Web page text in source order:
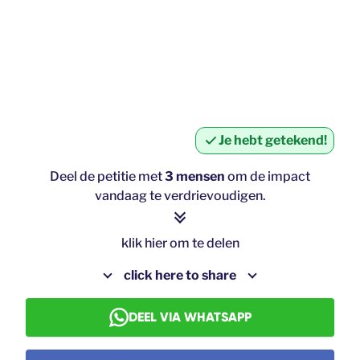
Je hebt getekend!
Deel de petitie met3 mensen om de impact
vandaag te verdrievoudigen.
klik hier om te delen
click here to share
DEEL VIA WHATSAPP